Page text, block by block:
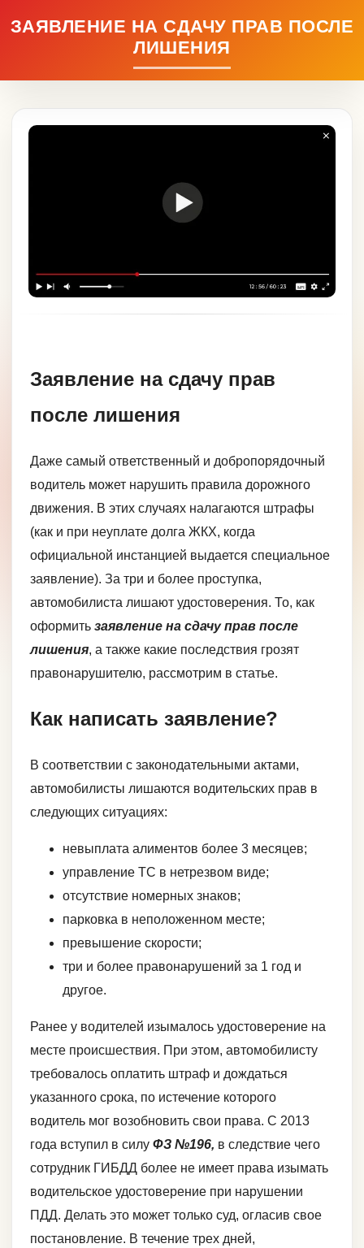
ЗАЯВЛЕНИЕ НА СДАЧУ ПРАВ ПОСЛЕ
ЛИШЕНИЯ
Заявление на сдачу прав
после лишения
Даже самый ответственный и добропорядочный
водитель может нарушить правила дорожного
движения. В этих случаях налагаются штрафы
(как и при неуплате долга ЖКХ, когда
официальной инстанцией выдается специальное
заявление). За три и более проступка,
автомобилиста лишают удостоверения. То, как
оформить заявление на сдачу прав после
лишения, а также какие последствия грозят
правонарушителю, рассмотрим в статье.
Как написать заявление?
В соответствии с законодательными актами,
автомобилисты лишаются водительских прав в
следующих ситуациях:
невыплата алиментов более 3 месяцев;
управление ТС в нетрезвом виде;
отсутствие номерных знаков;
парковка в неположенном месте;
превышение скорости;
три и более правонарушений за 1 год и
другое.
Ранее у водителей изымалось удостоверение на
месте происшествия. При этом, автомобилисту
требовалось оплатить штраф и дождаться
указанного срока, по истечение которого
водитель мог возобновить свои права. С 2013
года вступил в силу ФЗ №196, в следствие чего
сотрудник ГИБДД более не имеет права изымать
водительское удостоверение при нарушении
ПДД. Делать это может только суд, огласив свое
постановление. В течение трех дней,